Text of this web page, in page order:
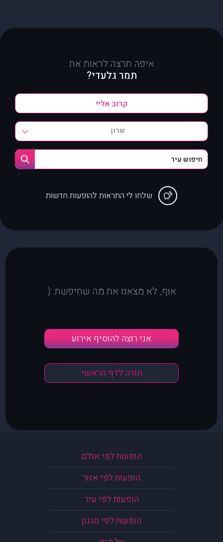
איפה תרצה לראות את
תמר גלעדי?
שרון
שלחו לי התראות להופעות חדשות
אוף, לא מצאנו את מה שחיפשת :(
אני רוצה להוסיף אירוע
חזרה לדף הראשי
הופעות לפי אולם
הופעות לפי אזור
הופעות לפי עיר
הופעות לפי סגנון